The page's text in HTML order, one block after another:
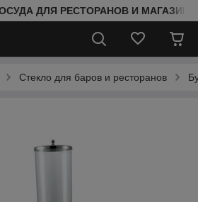
ДЛЯ РЕСТОРАНОВ И
Стекло для баров и ресторанов